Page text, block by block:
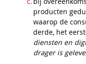
producten
waarop de
derde, het
diensten en
drager is